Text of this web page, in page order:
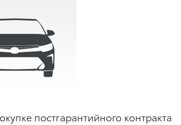
постгарантийного контракта